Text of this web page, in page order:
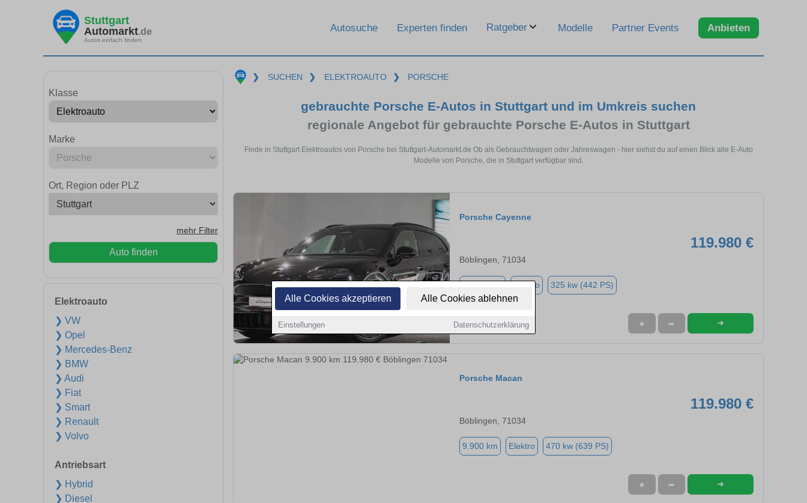
Alle Cookies akzeptieren Alle Cookies ablehnen
Einstellungen Datenschutzerklärung
Stuttgart
Automarkt.de
Autos einfach finden
Autosuche Experten finden Ratgeber Modelle Partner Events Anbieten
Klasse
Marke
Ort, Region oder PLZ
mehr Filter
Auto finden
Elektroauto
❯ VW
❯ Opel
❯ Mercedes-Benz
❯ BMW
❯ Audi
❯ Fiat
❯ Smart
❯ Renault
❯ Volvo
Antriebsart
❯ Hybrid
❯ Diesel
❯ SUCHEN ❯ ELEKTROAUTO ❯ PORSCHE
gebrauchte Porsche E-Autos in Stuttgart und im Umkreis suchen
regionale Angebot für gebrauchte Porsche E-Autos in Stuttgart
Finde in Stuttgart Elektroautos von Porsche bei Stuttgart-Automarkt.de Ob als Gebrauchtwagen oder Jahreswagen - hier siehst du auf einen Blick alle E-Auto
Modelle von Porsche, die in Stuttgart verfügbar sind.
Porsche Cayenne
119.980 €
Böblingen, 71034
Elektro 325 kw (442 PS)
★ ➦ ➜
Porsche Macan
119.980 €
Böblingen, 71034
9.900 km Elektro 470 kw (639 PS)
★ ➦ ➜